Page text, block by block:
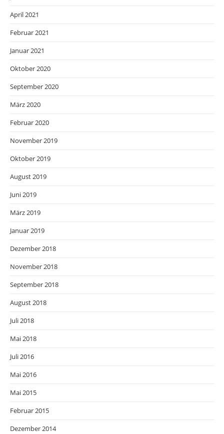
April 2021
Februar 2021
Januar 2021
Oktober 2020
September 2020
März 2020
Februar 2020
November 2019
Oktober 2019
August 2019
Juni 2019
März 2019
Januar 2019
Dezember 2018
November 2018
September 2018
August 2018
Juli 2018
Mai 2018
Juli 2016
Mai 2016
Mai 2015
Februar 2015
Dezember 2014